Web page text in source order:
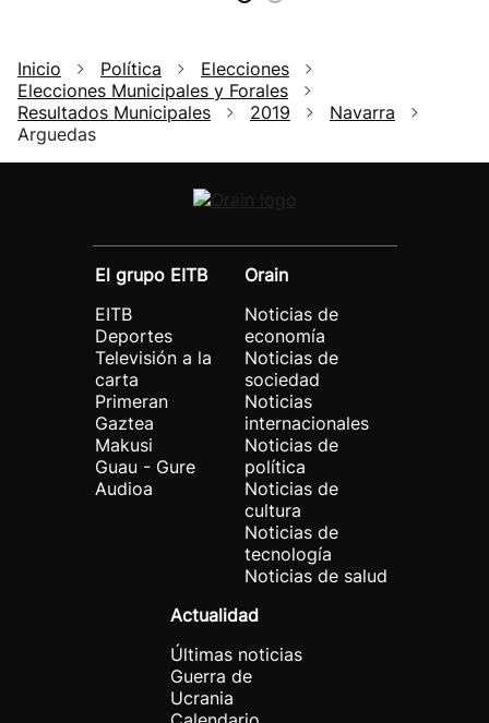
Inicio Política
Elecciones
Elecciones Municipales y Forales
Resultados Municipales
2019
Navarra
Arguedas
El grupo EITB
EITB
Deportes
Televisión a la
carta
Primeran
Gaztea
Makusi
Guau - Gure
Audioa
Orain
Noticias de
economía
Noticias de
sociedad
Noticias
internacionales
Noticias de
política
Noticias de
cultura
Noticias de
tecnología
Noticias de salud
Actualidad
Últimas noticias
Guerra de
Ucrania